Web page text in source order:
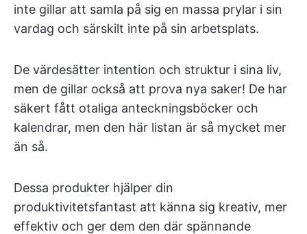
inte gillar att samla på sig en massa prylar i sin
vardag och särskilt inte på sin arbetsplats.
De värdesätter intention och struktur i sina liv,
men de gillar också att prova nya saker! De har
säkert fått otaliga anteckningsböcker och
kalendrar, men den här listan är så mycket mer
än så.
Dessa produkter hjälper din
produktivitetsfantast att känna sig kreativ, mer
effektiv och ger dem den där spännande